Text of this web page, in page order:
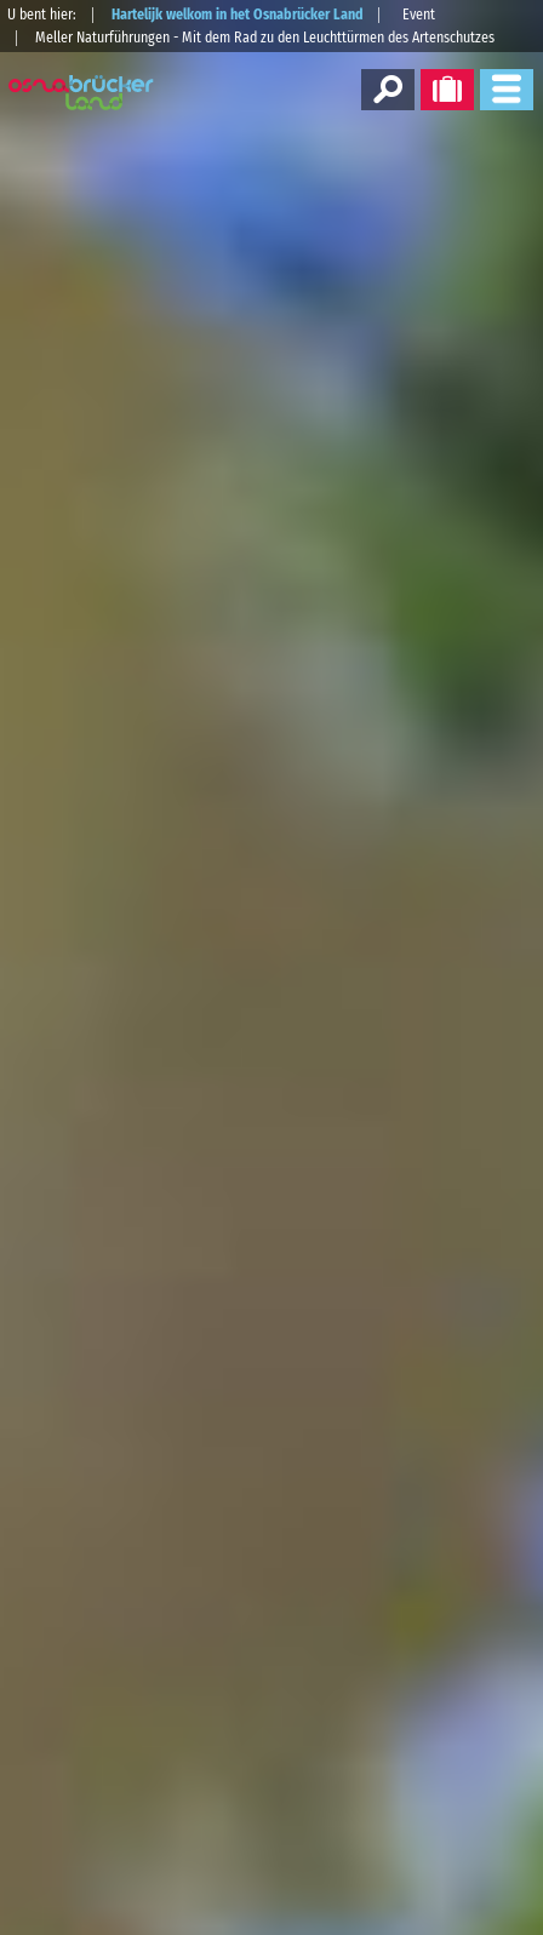
U bent hier: Hartelijk welkom in het Osnabrücker Land
Event
Meller Naturführungen - Mit dem Rad zu den Leuchttürmen des Artenschutzes